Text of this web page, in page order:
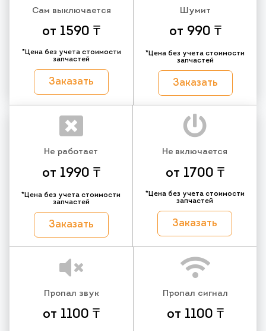
Сам выключается
от 1590 ₸
*Цена без учета стоимости
запчастей
Заказать
Шумит
от 990 ₸
*Цена без учета стоимости
запчастей
Заказать
Не работает
от 1990 ₸
*Цена без учета стоимости
запчастей
Заказать
Не включается
от 1700 ₸
*Цена без учета стоимости
запчастей
Заказать
Пропал звук
от 1100 ₸
Пропал сигнал
от 1100 ₸